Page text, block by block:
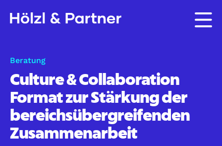
Beratung
Culture & Collaboration
Format zur Stärkung der
bereichsübergreifenden
Zusammenarbeit